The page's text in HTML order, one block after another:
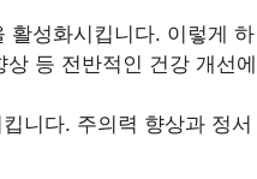
활성화시킵니다. 이렇게 하
등 전반적인 건강 개선에
니다. 주의력 향상과 정서